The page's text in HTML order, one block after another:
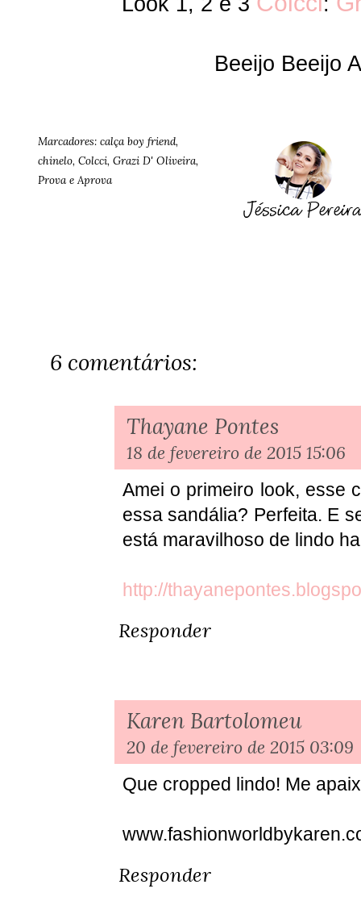
Beeijo Beeijo
Marcadores: calça boy friend,
chinelo, Colcci, Grazi D' Oliveira,
Prova e Aprova
6 comentários:
Thayane Pontes
18 de fevereiro de 2015 15:06
Amei o primeiro look, esse
essa sandália? Perfeita. E
está maravilhoso de lindo
http://
Responder
Karen Bartolomeu
20 de fevereiro de 2015 03:09
Que cropped lindo! Me
Responder